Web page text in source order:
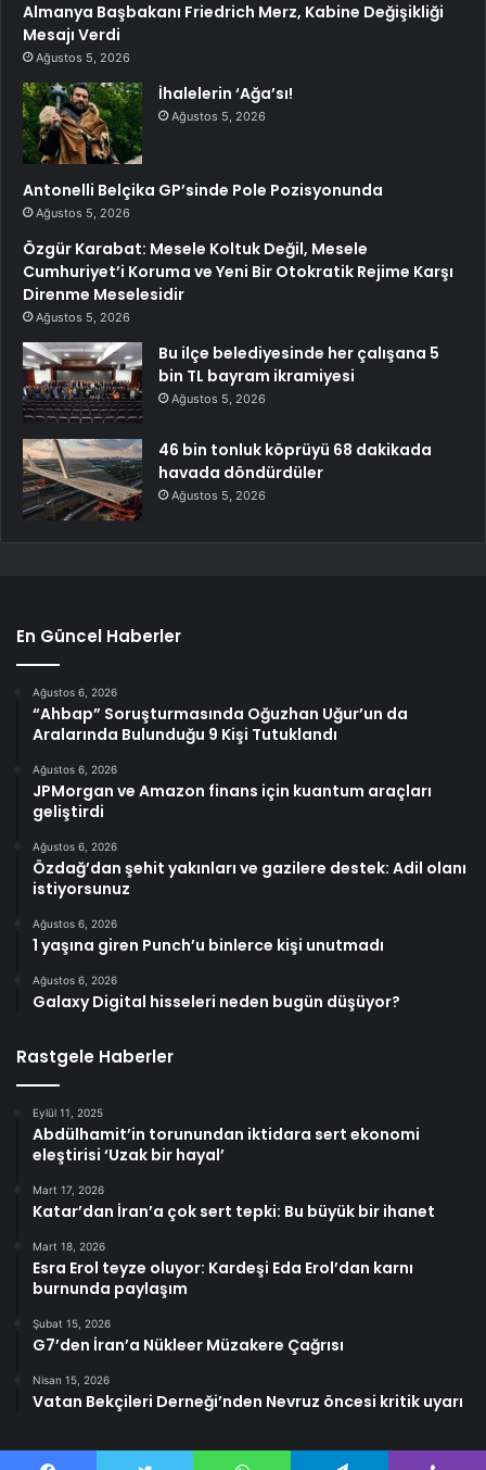
Almanya Başbakanı Friedrich Merz, Kabine Değişikliği
Mesajı Verdi
Ağustos 5, 2026
İhalelerin ‘Ağa’sı!
Ağustos 5, 2026
Antonelli Belçika GP’sinde Pole Pozisyonunda
Ağustos 5, 2026
Özgür Karabat: Mesele Koltuk Değil, Mesele
Cumhuriyet’i Koruma ve Yeni Bir Otokratik Rejime Karşı
Direnme Meselesidir
Ağustos 5, 2026
Bu ilçe belediyesinde her çalışana 5
bin TL bayram ikramiyesi
Ağustos 5, 2026
46 bin tonluk köprüyü 68 dakikada
havada döndürdüler
Ağustos 5, 2026
En Güncel Haberler
Ağustos 6, 2026
“Ahbap” Soruşturmasında Oğuzhan Uğur’un da
Aralarında Bulunduğu 9 Kişi Tutuklandı
Ağustos 6, 2026
JPMorgan ve Amazon finans için kuantum araçları
geliştirdi
Ağustos 6, 2026
Özdağ’dan şehit yakınları ve gazilere destek: Adil olanı
istiyorsunuz
Ağustos 6, 2026
1 yaşına giren Punch’u binlerce kişi unutmadı
Ağustos 6, 2026
Galaxy Digital hisseleri neden bugün düşüyor?
Rastgele Haberler
Eylül 11, 2025
Abdülhamit’in torunundan iktidara sert ekonomi
eleştirisi ‘Uzak bir hayal’
Mart 17, 2026
Katar’dan İran’a çok sert tepki: Bu büyük bir ihanet
Mart 18, 2026
Esra Erol teyze oluyor: Kardeşi Eda Erol’dan karnı
burnunda paylaşım
Şubat 15, 2026
G7’den İran’a Nükleer Müzakere Çağrısı
Nisan 15, 2026
Vatan Bekçileri Derneği’nden Nevruz öncesi kritik uyarı